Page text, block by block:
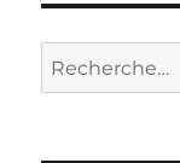
Recherche
pour :